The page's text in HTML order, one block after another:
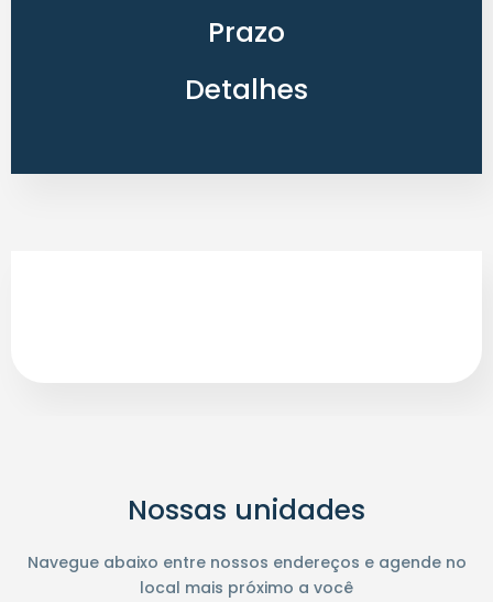
Prazo
Detalhes
Nossas unidades
Navegue abaixo entre nossos endereços e agende no
local mais próximo a você